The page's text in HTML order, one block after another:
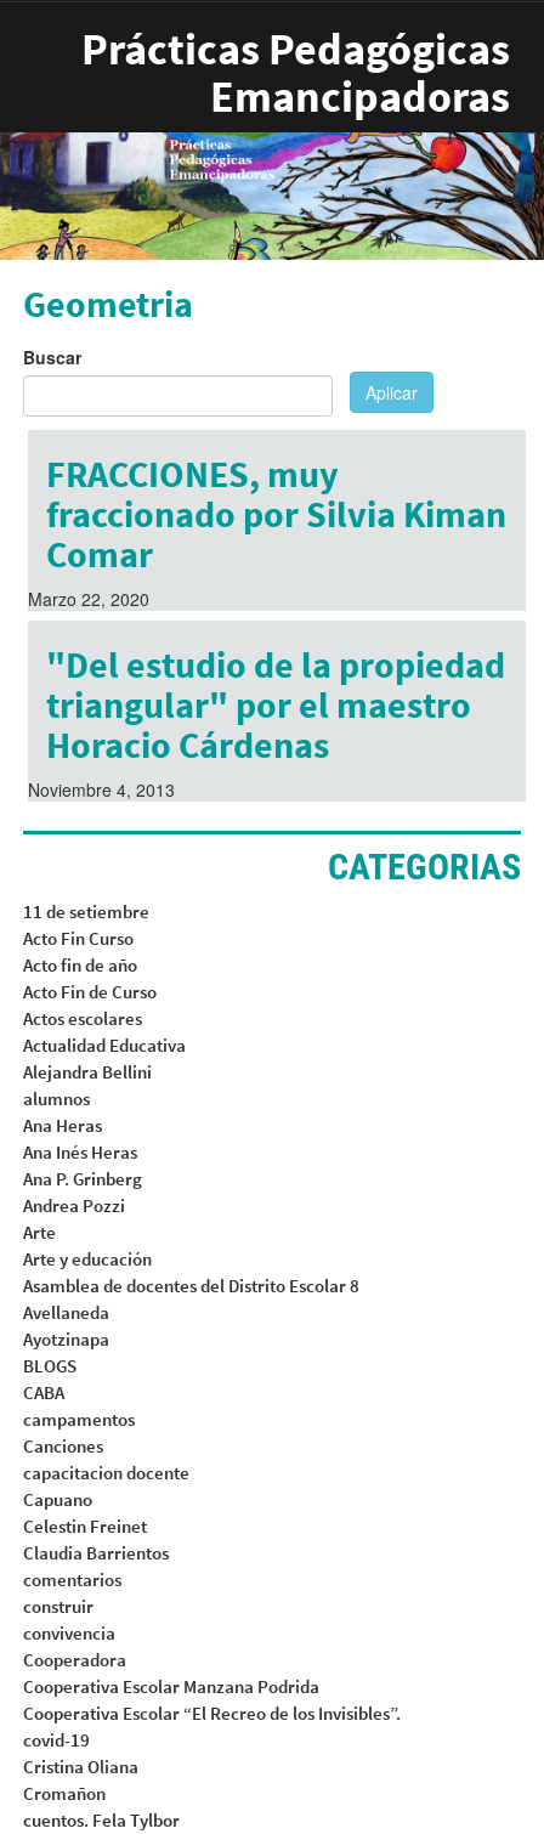
Prácticas Pedagógicas
Emancipadoras
Geometria
Buscar
Aplicar
FRACCIONES, muy
fraccionado por Silvia Kiman
Comar
Marzo 22, 2020
"Del estudio de la propiedad
triangular" por el maestro
Horacio Cárdenas
Noviembre 4, 2013
CATEGORIAS
11 de setiembre
Acto Fin Curso
Acto fin de año
Acto Fin de Curso
Actos escolares
Actualidad Educativa
Alejandra Bellini
alumnos
Ana Heras
Ana Inés Heras
Ana P. Grinberg
Andrea Pozzi
Arte
Arte y educación
Asamblea de docentes del Distrito Escolar 8
Avellaneda
Ayotzinapa
BLOGS
CABA
campamentos
Canciones
capacitacion docente
Capuano
Celestin Freinet
Claudia Barrientos
comentarios
construir
convivencia
Cooperadora
Cooperativa Escolar Manzana Podrida
Cooperativa Escolar “El Recreo de los Invisibles”.
covid-19
Cristina Oliana
Cromañon
cuentos. Fela Tylbor